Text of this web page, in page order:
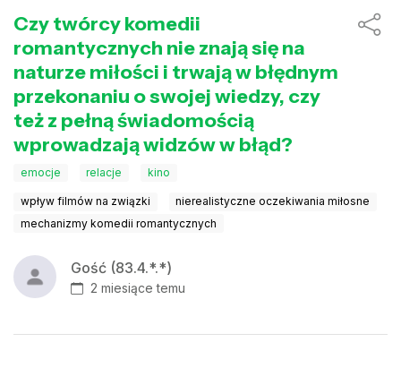
Czy twórcy komedii
romantycznych nie znają się na
naturze miłości i trwają w błędnym
przekonaniu o swojej wiedzy, czy
też z pełną świadomością
wprowadzają widzów w błąd?
emocje relacje kino
wpływ filmów na związki
nierealistyczne oczekiwania miłosne
mechanizmy komedii romantycznych
Gość (83.4.*.*)
2 miesiące temu